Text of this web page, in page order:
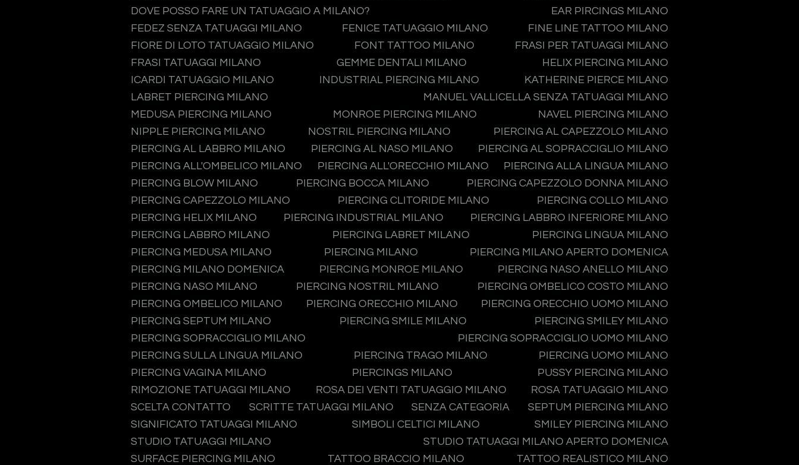
DOVE POSSO FARE UN TATUAGGIO A MILANO?
EAR PIRCINGS MILANO
FEDEZ SENZA TATUAGGI MILANO
FENICE TATUAGGIO MILANO
FINE LINE TATTOO MILANO
FIORE DI LOTO TATUAGGIO MILANO
FONT TATTOO MILANO
FRASI PER TATUAGGI MILANO
FRASI TATUAGGI MILANO
GEMME DENTALI MILANO
HELIX PIERCING MILANO
ICARDI TATUAGGIO MILANO
INDUSTRIAL PIERCING MILANO
KATHERINE PIERCE MILANO
LABRET PIERCING MILANO
MANUEL VALLICELLA SENZA TATUAGGI MILANO
MEDUSA PIERCING MILANO
MONROE PIERCING MILANO
NAVEL PIERCING MILANO
NIPPLE PIERCING MILANO
NOSTRIL PIERCING MILANO
PIERCING AL CAPEZZOLO MILANO
PIERCING AL LABBRO MILANO
PIERCING AL NASO MILANO
PIERCING AL SOPRACCIGLIO MILANO
PIERCING ALL'OMBELICO MILANO
PIERCING ALL'ORECCHIO MILANO
PIERCING ALLA LINGUA MILANO
PIERCING BLOW MILANO
PIERCING BOCCA MILANO
PIERCING CAPEZZOLO DONNA MILANO
PIERCING CAPEZZOLO MILANO
PIERCING CLITORIDE MILANO
PIERCING COLLO MILANO
PIERCING HELIX MILANO
PIERCING INDUSTRIAL MILANO
PIERCING LABBRO INFERIORE MILANO
PIERCING LABBRO MILANO
PIERCING LABRET MILANO
PIERCING LINGUA MILANO
PIERCING MEDUSA MILANO
PIERCING MILANO
PIERCING MILANO APERTO DOMENICA
PIERCING MILANO DOMENICA
PIERCING MONROE MILANO
PIERCING NASO ANELLO MILANO
PIERCING NASO MILANO
PIERCING NOSTRIL MILANO
PIERCING OMBELICO COSTO MILANO
PIERCING OMBELICO MILANO
PIERCING ORECCHIO MILANO
PIERCING ORECCHIO UOMO MILANO
PIERCING SEPTUM MILANO
PIERCING SMILE MILANO
PIERCING SMILEY MILANO
PIERCING SOPRACCIGLIO MILANO
PIERCING SOPRACCIGLIO UOMO MILANO
PIERCING SULLA LINGUA MILANO
PIERCING TRAGO MILANO
PIERCING UOMO MILANO
PIERCING VAGINA MILANO
PIERCINGS MILANO
PUSSY PIERCING MILANO
RIMOZIONE TATUAGGI MILANO
ROSA DEI VENTI TATUAGGIO MILANO
ROSA TATUAGGIO MILANO
SCELTA CONTATTO
SCRITTE TATUAGGI MILANO SENZA CATEGORIA
SEPTUM PIERCING MILANO
SIGNIFICATO TATUAGGI MILANO
SIMBOLI CELTICI MILANO
SMILEY PIERCING MILANO
STUDIO TATUAGGI MILANO
STUDIO TATUAGGI MILANO APERTO DOMENICA
SURFACE PIERCING MILANO
TATTOO BRACCIO MILANO
TATTOO REALISTICO MILANO